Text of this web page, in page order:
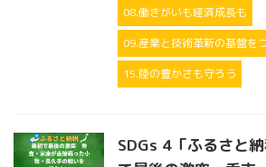
08.働きがいも経済成長も
09.産業と技術革新の基盤を
15.陸の豊かさも守ろう
SDGs 4「ふるさと